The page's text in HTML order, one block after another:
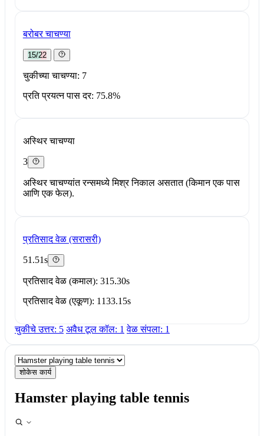
बरोबर चाचण्या
15/22
चुकीच्या चाचण्या: 7
प्रति प्रयत्न पास दर: 75.8%
अस्थिर चाचण्या
3
अस्थिर चाचण्यांत रन्समध्ये मिश्र निकाल असतात (किमान एक पास
आणि एक फेल).
प्रतिसाद वेळ (सरासरी)
51.51s
प्रतिसाद वेळ (कमाल): 315.30s
प्रतिसाद वेळ (एकूण): 1133.15s
चुकीचे उत्तर: 5 अवैध टूल कॉल: 1 वेळ संपला: 1
शोकेस कार्य
Hamster playing table tennis